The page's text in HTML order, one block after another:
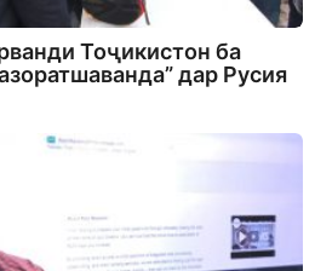
Тоҷикистон ба
дар Русия